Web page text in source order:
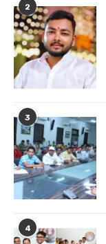
2
3
4